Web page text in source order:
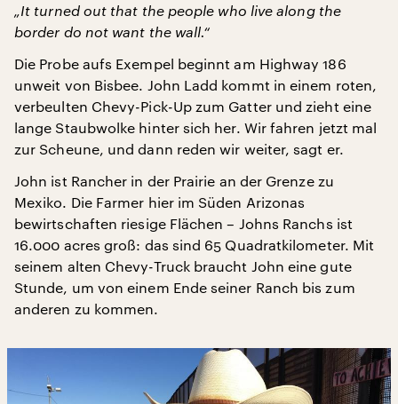
„It turned out that the people who live along the
border do not want the wall.“
Die Probe aufs Exempel beginnt am Highway 186
unweit von Bisbee. John Ladd kommt in einem roten,
verbeulten Chevy-Pick-Up zum Gatter und zieht eine
lange Staubwolke hinter sich her. Wir fahren jetzt mal
zur Scheune, und dann reden wir weiter, sagt er.
John ist Rancher in der Prairie an der Grenze zu
Mexiko. Die Farmer hier im Süden Arizonas
bewirtschaften riesige Flächen – Johns Ranchs ist
16.000 acres groß: das sind 65 Quadratkilometer. Mit
seinem alten Chevy-Truck braucht John eine gute
Stunde, um von einem Ende seiner Ranch bis zum
anderen zu kommen.